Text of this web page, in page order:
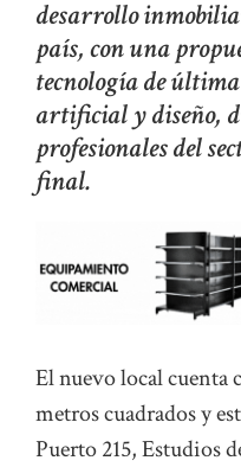
desarrollo
país, con una
tecnología de
artificial y diseño,
profesionales del
final.
El nuevo local cuenta
metros cuadrados y
Puerto 215, Estudios